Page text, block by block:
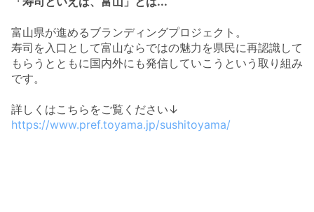
富山県が進めるブランディングプロジェクト。
寿司を入口として富山ならではの魅力を県民に再認識して
もらうとともに国内外にも発信していこうという取り組み
です。
詳しくはこちらをご覧ください↓
https://www.pref.toyama.jp/sushitoyama/